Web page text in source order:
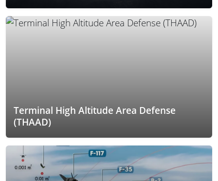
Terminal High Altitude Area Defense
(THAAD)